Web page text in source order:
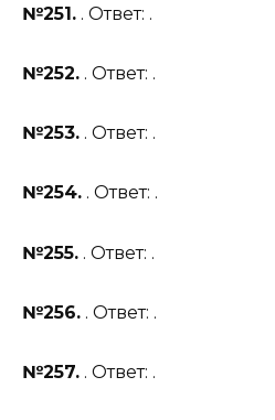
№251. . Ответ: .
№252. . Ответ: .
№253. . Ответ: .
№254. . Ответ: .
№255. . Ответ: .
№256. . Ответ: .
№257. . Ответ: .